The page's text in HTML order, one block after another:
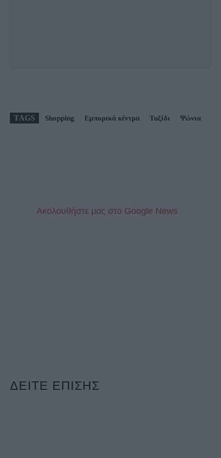
TAGS Shopping Εμπορικά κέντρα Ταξίδι Ψώνια
Aκολουθήστε μας στo Google News
ΔΕΙΤΕ ΕΠΙΣΗΣ